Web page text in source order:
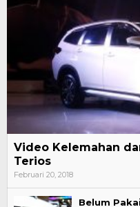
Video Kelemahan
Terios
Februari 20, 2018
Belum